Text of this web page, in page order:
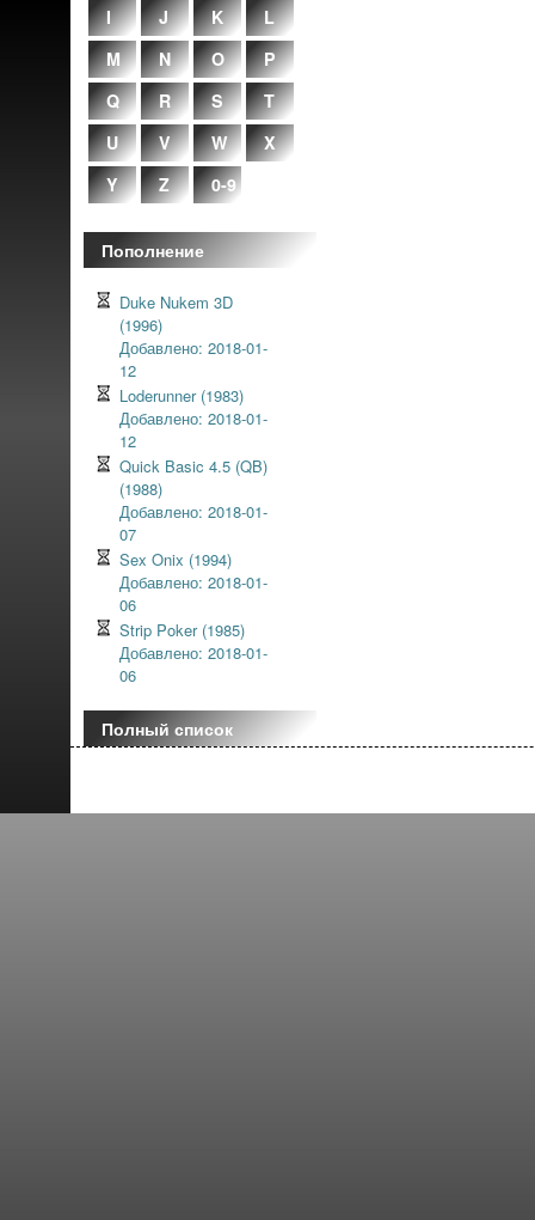
I
J K
L
M
N O
P
Q
R S
T
U
V W
X
Y
Z 0-9
Пополнение
Duke Nukem 3D
(1996)
Добавлено: 2018-01-
12
Loderunner (1983)
Добавлено: 2018-01-
12
Quick Basic 4.5 (QB)
(1988)
Добавлено: 2018-01-
07
Sex Onix (1994)
Добавлено: 2018-01-
06
Strip Poker (1985)
Добавлено: 2018-01-
06
Полный список